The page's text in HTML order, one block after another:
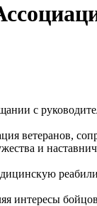
с
ветеранов,
и
интересы